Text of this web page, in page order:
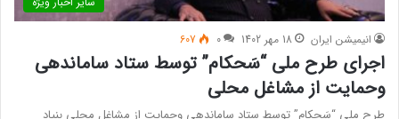
انیمیشن ایران 18 مهر 1402 0
607
اجرای طرح ملی “سَحکام” توسط ستاد ساماندهی
وحمایت از مشاغل محلی
طرح ملی “سَحکام” توسط ستاد ساماندهی وحمایت از مشاغل محلی بنیاد